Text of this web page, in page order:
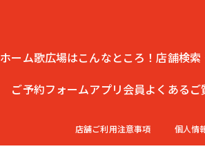
ホーム歌広場はこんなところ！店舗検索
ご予約フォームアプリ会員よくあるご
店舗ご利用注意事項 個人情